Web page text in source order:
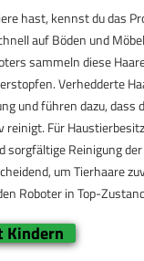
hast, kennst du das
auf Böden und
sammeln diese
Verhedderte
und führen dazu, dass
Für
sorgfältige Reinigung
um Tierhaare
Roboter in Top-
Kindern